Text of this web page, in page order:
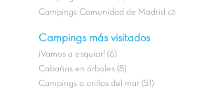
Campings Comunidad de Madrid (2)
Campings más visitados
¡Vamos a esquiar! (6)
Cabañas en árboles (8)
Campings a orillas del mar (51)